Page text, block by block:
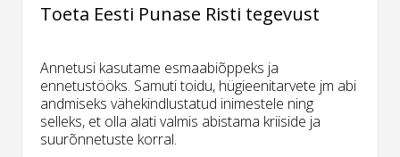
Toeta Eesti Punase Risti tegevust
Annetusi kasutame esmaabiõppeks ja
ennetustööks. Samuti toidu, hügieenitarvete jm abi
andmiseks vähekindlustatud inimestele ning
selleks, et olla alati valmis abistama kriiside ja
suurõnnetuste korral.